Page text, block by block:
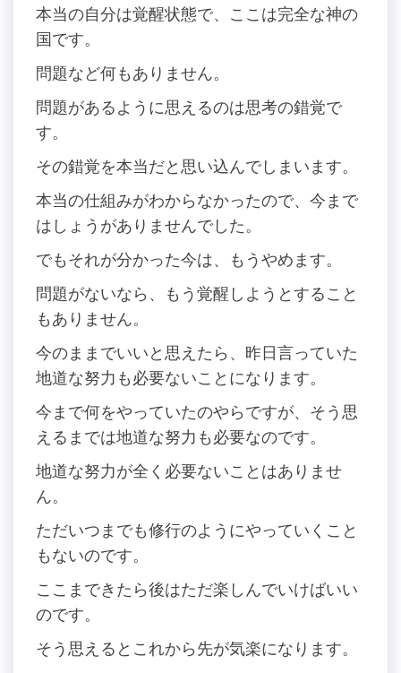
本当の自分は覚醒状態で、ここは完全な神の
国です。
問題など何もありません。
問題があるように思えるのは思考の錯覚で
す。
その錯覚を本当だと思い込んでしまいます。
本当の仕組みがわからなかったので、今まで
はしょうがありませんでした。
でもそれが分かった今は、もうやめます。
問題がないなら、もう覚醒しようとすること
もありません。
今のままでいいと思えたら、昨日言っていた
地道な努力も必要ないことになります。
今まで何をやっていたのやらですが、そう思
えるまでは地道な努力も必要なのです。
地道な努力が全く必要ないことはありませ
ん。
ただいつまでも修行のようにやっていくこと
もないのです。
ここまできたら後はただ楽しんでいけばいい
のです。
そう思えるとこれから先が気楽になります。